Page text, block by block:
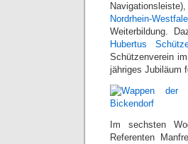
Nordrhein-
Weiterbildung.
Hubertus
Schützenverein
jähriges Jubiläum
Im sechsten
Referenten